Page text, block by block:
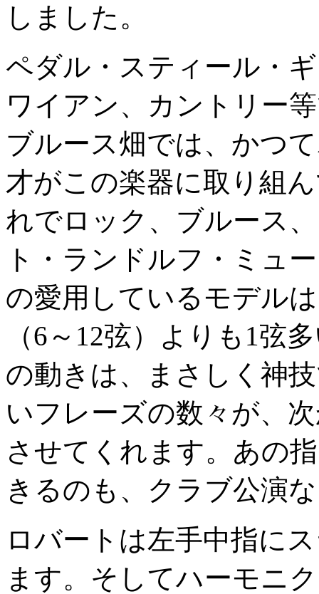
しました。
ペダル・スティール・
ワイアン、カントリー
ブルース畑では、かつ
才がこの楽器に取り組
れでロック、ブルース
ト・ランドルフ・ミュ
の愛用しているモデル
（6～12弦）よりも1弦
の動きは、まさしく神
いフレーズの数々が、
させてくれます。あの
きるのも、クラブ公演
ロバートは左手中指に
ます。そしてハーモニ